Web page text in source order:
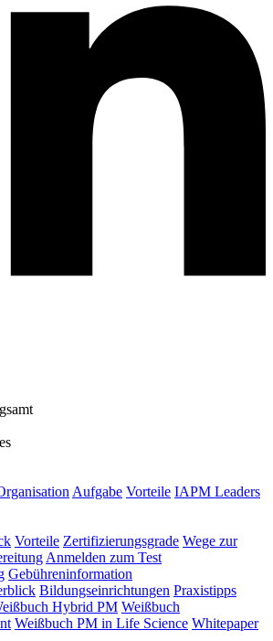
Aufgabe Vorteile IAPM Leaders
Vorteile Zertifizierungsgrade Wege zur
Anmelden zum Test
Gebühreninformation
Bildungseinrichtungen Praxistipps
Hybrid PM Weißbuch
Weißbuch PM in Life Science Whitepaper